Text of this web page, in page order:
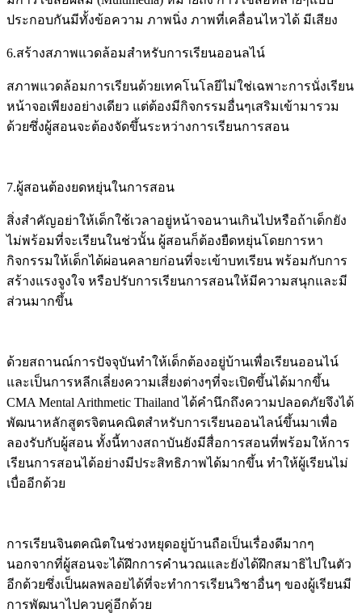
ประกอบกันมีทั้งข้อความ ภาพนิ่ง ภาพที่เคลื่อนไหวได้ มีเสียง
6.สร้างสภาพแวดล้อมสำหรับการเรียนออนลไน์
สภาพแวดล้อมการเรียนด้วยเทคโนโลยีไม่ใช่เฉพาะการนั่งเรียน
หน้าจอเพียงอย่างเดียว แต่ต้องมีกิจกรรมอื่นๆเสริมเข้ามารวม
ด้วยซึ่งผู้สอนจะต้องจัดขึ้นระหว่างการเรียนการสอน
7.ผู้สอนต้องยดหยุ่นในการสอน
สิ่งสำคัญอย่าให้เด็กใช้เวลาอยู่หน้าจอนานเกินไปหรือถ้าเด็กยัง
ไม่พร้อมที่จะเรียนในช่วนั้น ผู้สอนก็ต้องยืดหยุ่นโดยการหา
กิจกรรมให้เด็กได้ผ่อนคลายก่อนที่จะเข้าบทเรียน พร้อมกับการ
สร้างแรงจูงใจ หรือปรับการเรียนการสอนให้มีความสนุกและมี
ส่วนมากขึ้น
ด้วยสถานณ์การปัจจุบันทำให้เด็กต้องอยู่บ้านเพื่อเรียนออนไน์
และเป็นการหลีกเลี่ยงความเสี่ยงต่างๆที่จะเปิดขึ้นได้มากขึ้น
CMA Mental Arithmetic Thailand ได้คำนึกถึงความปลอดภัยจึงได้
พัฒนาหลักสูตรจิตนคณิตสำหรับการเรียนออนไลน์ขึ้นมาเพื่อ
ลองรับกับผู้สอน ทั้งนี้ทางสถาบันยังมีสื่อการสอนที่พร้อมให้การ
เรียนการสอนได้อย่างมีประสิทธิภาพได้มากขึ้น ทำให้ผู้เรียนไม่
เบื่ออีกด้วย
การเรียนจินตคณิตในช่วงหยุดอยู่บ้านถือเป็นเรื่องดีมากๆ
นอกจากที่ผู้สอนจะได้ฝึกการคำนวณและยังได้ฝึกสมาธิไปในตัว
อีกด้วยซึ่งเป็นผลพลอยได้ที่จะทำการเรียนวิชาอื่นๆ ของผู้เรียนมี
การพัฒนาไปควบคู่อีกด้วย